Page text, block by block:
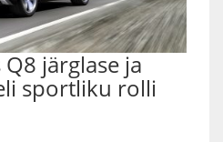
järglase ja
sportliku rolli